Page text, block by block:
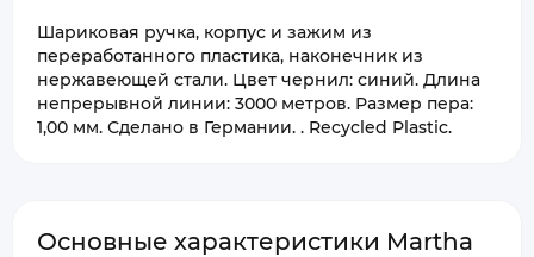
Шариковая ручка, корпус и зажим из
переработанного пластика, наконечник из
нержавеющей стали. Цвет чернил: синий. Длина
непрерывной линии: 3000 метров. Размер пера:
1,00 мм. Сделано в Германии. . Recycled Plastic.
Основные характеристики Martha